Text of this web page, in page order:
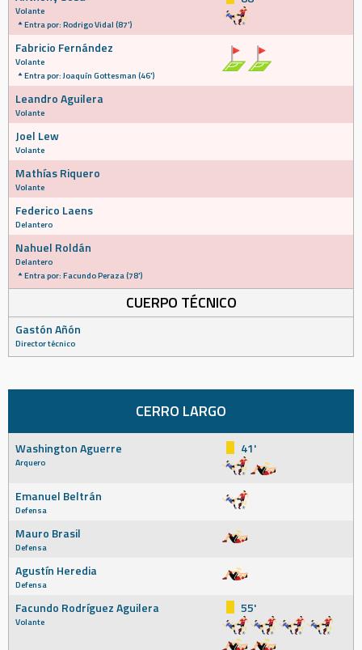
Volante
Entra por: Rodrigo Vidal (87')
Fabricio Fernández
Volante
Entra por: Joaquín Gottesman (46')
Leandro Aguilera
Volante
Joel Lew
Volante
Mathías Riquero
Volante
Federico Laens
Delantero
Nahuel Roldán
Delantero
Entra por: Facundo Peraza (78')
CUERPO TÉCNICO
Gastón Añón
Director técnico
CERRO LARGO
Washington Aguerre
Arquero
41'
Emanuel Beltrán
Defensa
Mauro Brasil
Defensa
Agustín Heredia
Defensa
Facundo Rodríguez Aguilera
Volante
55'